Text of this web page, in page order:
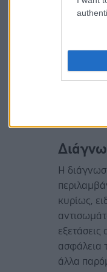
το
του
Η
κυρίως,
εξετάσεις
ασφάλεια
άλλα